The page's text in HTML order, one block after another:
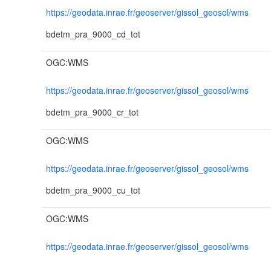
https://geodata.inrae.fr/geoserver/gissol_geosol/wms
bdetm_pra_9000_cd_tot
OGC:WMS
https://geodata.inrae.fr/geoserver/gissol_geosol/wms
bdetm_pra_9000_cr_tot
OGC:WMS
https://geodata.inrae.fr/geoserver/gissol_geosol/wms
bdetm_pra_9000_cu_tot
OGC:WMS
https://geodata.inrae.fr/geoserver/gissol_geosol/wms